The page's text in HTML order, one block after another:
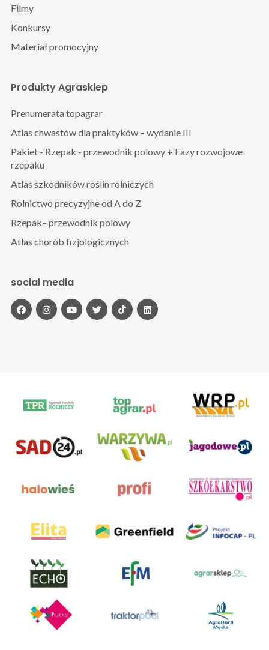
Produkty Agrasklep
Prenumerata topagrar
Atlas chwastów dla praktyków – wydanie III
Pakiet - Rzepak - przewodnik polowy + Fazy rozwojowe
rzepaku
Atlas szkodników roślin rolniczych
Rolnictwo precyzyjne od A do Z
Rzepak– przewodnik polowy
Atlas chorób fizjologicznych
Filmy
Konkursy
Materiał promocyjny
social media